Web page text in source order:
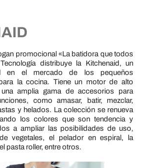
promocional «La batidora que todos
distribuye la Kitchenaid, un
en el mercado de los pequeños
la cocina. Tiene un motor de alto
amplia gama de accesorios para
como amasar, batir, mezclar,
y helados. La colección se renueva
los colores que son tendencia y
a ampliar las posibilidades de uso,
vegetales, el pelador en espiral, la
pasta roller, entre otros.